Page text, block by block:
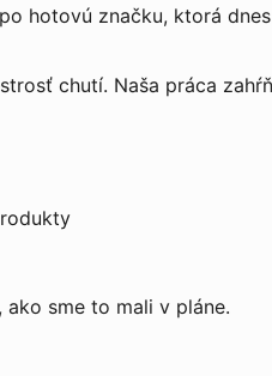
hotovú značku, ktorá
chutí. Naša práca
sme to mali v pláne.